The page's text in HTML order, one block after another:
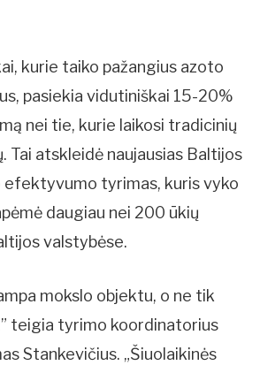
kurie taiko pažangius azoto
pasiekia vidutiniškai 15-20%
nei tie, kurie laikosi tradicinių
Tai atskleidė naujausias Baltijos
efektyvumo tyrimas, kuris vyko
daugiau nei 200 ūkių
valstybėse.
mokslo objektu, o ne tik
teigia tyrimo koordinatorius
Stankevičius. „Šiuolaikinės